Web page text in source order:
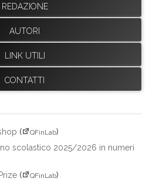
REDAZIONE
AUTORI
LINK UTILI
CONTATTI
( QFinLab)
scolastico 2025/2026 in numeri
( QFinLab)